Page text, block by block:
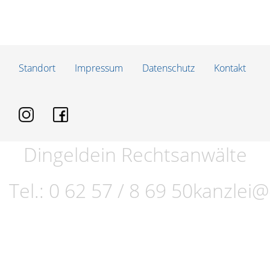
Standort Impressum Datenschutz Kontakt
Dingeldein Rechtsanwälte
Tel.: 0 62 57 / 8 69 50